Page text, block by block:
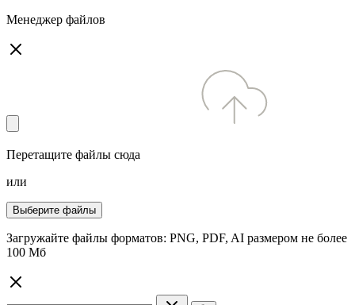
Менеджер файлов
Перетащите файлы сюда
или
Выберите файлы
Загружайте файлы форматов: PNG, PDF, AI размером не более
100 Мб